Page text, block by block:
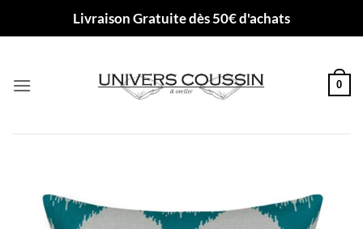
Livraison Gratuite dès 50€ d'achats
0